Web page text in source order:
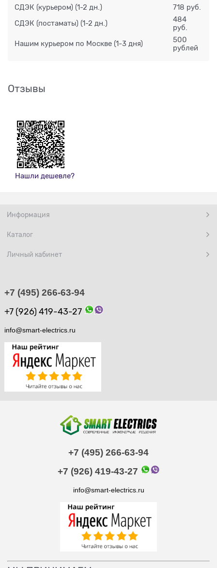
СДЭК (курьером) (1-2 дн.) 718 руб.
СДЭК (постаматы) (1-2 дн.)
484
руб.
Нашим курьером по Москве (1-3 дня)
500
рублей
Отзывы
Нашли дешевле?
Информация
Каталог
Личный кабинет
+7 (495) 266-63-94
+7 (926) 419-43-27
info@smart-electrics.ru
+7 (495) 266-63-94
+7 (926) 419-43-27
info@smart-electrics.ru